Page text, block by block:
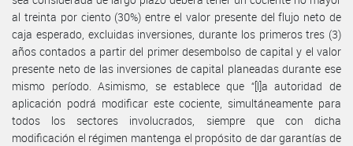
al treinta por ciento (30%) entre el valor presente del flujo neto de
caja esperado, excluidas inversiones, durante los primeros tres (3)
años contados a partir del primer desembolso de capital y el valor
presente neto de las inversiones de capital planeadas durante ese
mismo período. Asimismo, se establece que “[l]a autoridad de
aplicación podrá modificar este cociente, simultáneamente para
todos los sectores involucrados, siempre que con dicha
modificación el régimen mantenga el propósito de dar garantías de